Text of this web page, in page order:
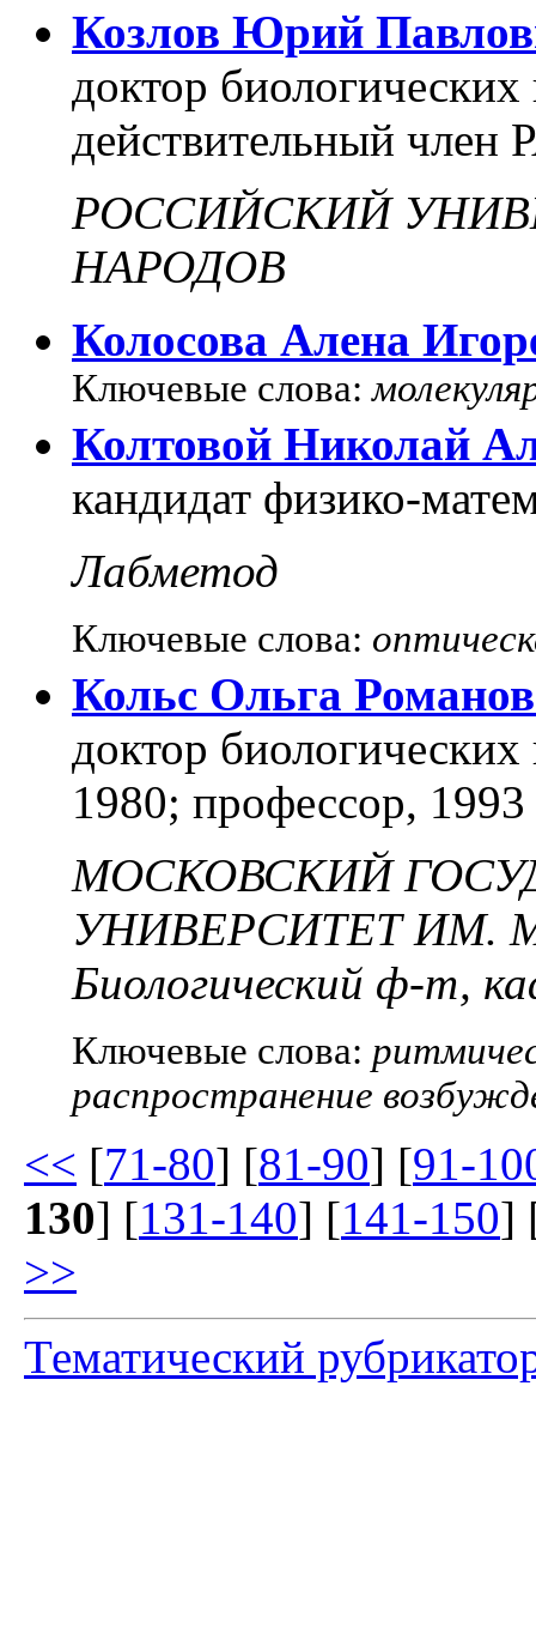
Козлов Юрий
доктор
действительный
РОССИЙСКИЙ
НАРОДОВ
Колосова Алена
Ключевые слова:
Колтовой Николай
кандидат физико-
Лабметод
Ключевые слова:
Кольс Ольга
доктор
1980; профессор, 1993
МОСКОВСКИЙ
УНИВЕРСИТЕТ ИМ.
Биологический ф-т,
Ключевые слова:
распространение
<< [71-80] [81-90] [91-
130] [131-140] [141-150]
>>
Тематический